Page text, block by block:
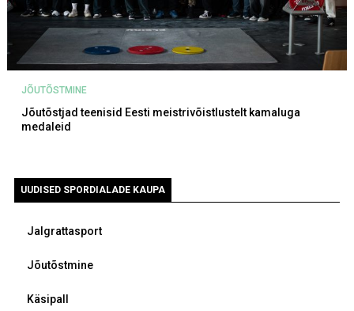
JÕUTÕSTMINE
Jõutõstjad teenisid Eesti meistrivõistlustelt kamaluga
medaleid
UUDISED SPORDIALADE KAUPA
Jalgrattasport
Jõutõstmine
Käsipall